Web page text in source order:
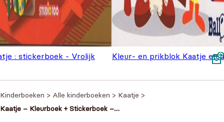
: stickerboek - Vrolijk
Kleur- en prikblok Kaatje en
Kinderboeken > Alle kinderboeken > Kaatje >
Kaatje – Kleurboek + Stickerboek –